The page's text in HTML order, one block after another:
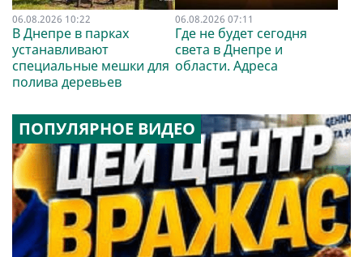
06.08.2026 10:22
В Днепре в парках
устанавливают
специальные мешки для
полива деревьев
06.08.2026 07:11
Где не будет сегодня
света в Днепре и
области. Адреса
ПОПУЛЯРНОЕ ВИДЕО